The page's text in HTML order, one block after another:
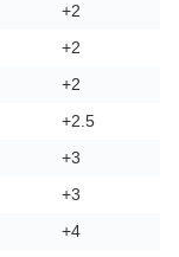
+2
+2
+2
+2.5
+3
+3
+4